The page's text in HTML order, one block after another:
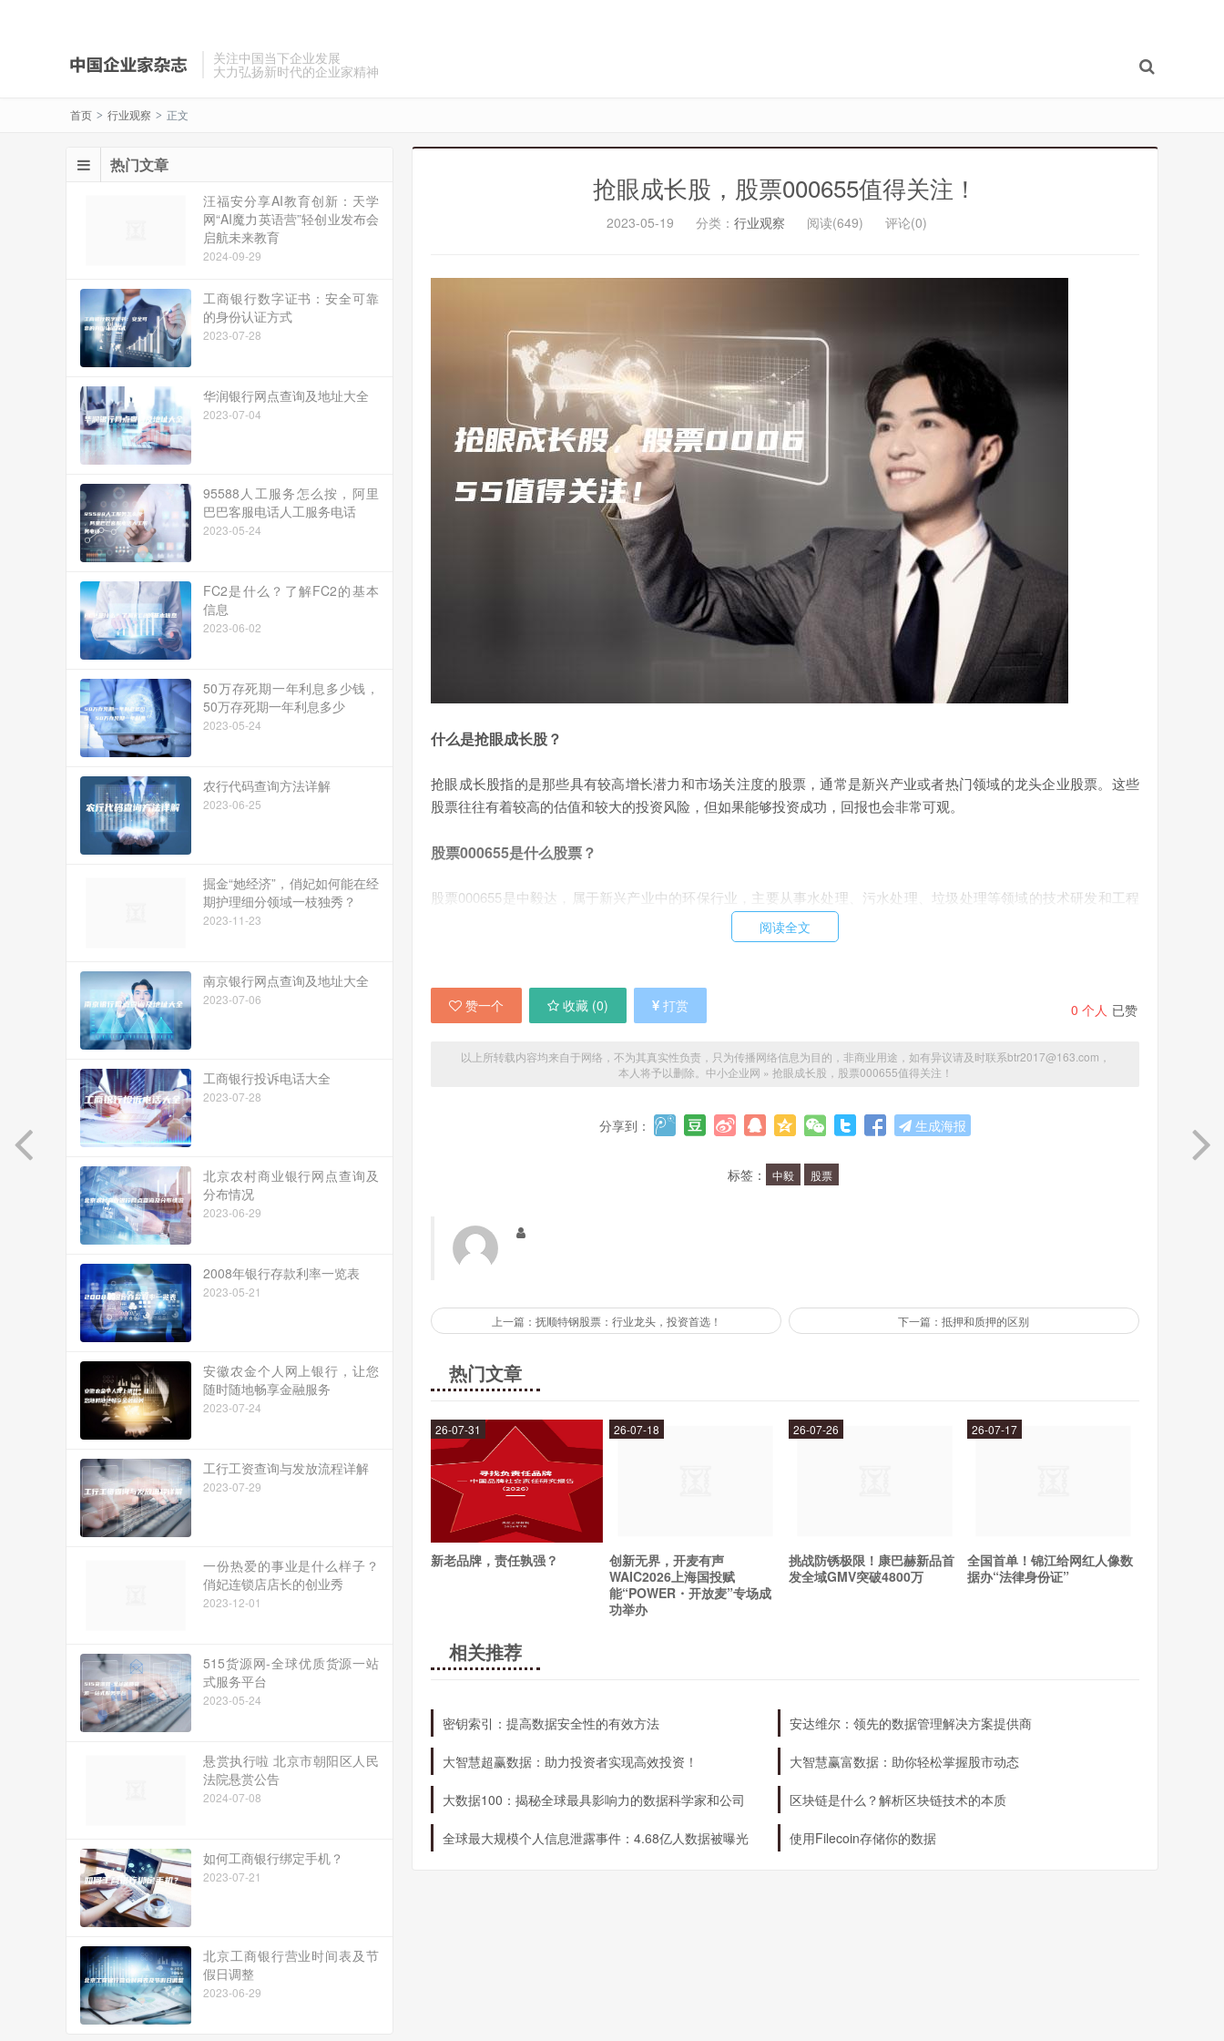
关注中国当下企业发展
大力弘扬新时代的企业家精神
首页 > 行业观察 > 正文
抢眼成长股，股票000655值得关注！
2023-05-19 分类： 行业观察 阅读(649) 评论(0)
什么是抢眼成长股？
抢眼成长股指的是那些具有较高增长潜力和市场关注度的股票，通常是新兴产业或者热门领域的龙头企业股票。这些
股票往往有着较高的估值和较大的投资风险，但如果能够投资成功，回报也会非常可观。
股票000655是什么股票？
股票000655是中毅达，属于新兴产业中的环保行业，主要从事水处理、污水处理、垃圾处理等领域的技术研发和工程
设计、施工等服务。公司业绩稳步增长，市场地位不断提升。
首先，中毅达所在行业具有很大的发展潜力，随着环保意识的提高和政府加大环保投入力度，相关企业的市场需求将
其次，中毅达自身的业绩表现也十分亮眼，公司在水处理和污水处理领域均有出色的表现，市场占有率不断提升。同
首先，股票000655属于成长股，具有一定的投资风险，需要谨慎对待。其次，投资者需要密切关注环保政策和行业动
总结
注环保政策和行业动态，分散投资避免风险。如果能够投资成功，回报也将非常可观。
阅读全文
0 个人 已赞
赞一个 收藏 (0) 打赏
以上所转载内容均来自于网络，不为其真实性负责，只为传播网络信息为目的，非商业用途，如有异议请及时联系btr2017@163.com，
本人将予以删除。 中小企业网 » 抢眼成长股，股票000655值得关注！
分享到： 生成海报
标签： 中毅 股票
上一篇：抚顺特钢股票：行业龙头，投资首选！ 下一篇：抵押和质押的区别
热门文章
新老品牌，责任孰强？
26-07-31
创新无界，开麦有声
WAIC2026上海国投赋
能“POWER・开放麦”专场成
功举办
26-07-18
挑战防锈极限！康巴赫新品首
发全域GMV突破4800万
26-07-26
全国首单！锦江给网红人像数
据办“法律身份证”
26-07-17
相关推荐
密钥索引：提高数据安全性的有效方法 安达维尔：领先的数据管理解决方案提供商
大智慧超赢数据：助力投资者实现高效投资！ 大智慧赢富数据：助你轻松掌握股市动态
大数据100：揭秘全球最具影响力的数据科学家和公司 区块链是什么？解析区块链技术的本质
全球最大规模个人信息泄露事件：4.68亿人数据被曝光 使用Filecoin存储你的数据
热门文章
汪福安分享AI教育创新：天学
网“AI魔力英语营”轻创业发布会
启航未来教育
2024-09-29
工商银行数字证书：安全可靠
的身份认证方式
2023-07-28
华润银行网点查询及地址大全
2023-07-04
95588人工服务怎么按，阿里
巴巴客服电话人工服务电话
2023-05-24
FC2是什么？了解FC2的基本
信息
2023-06-02
50万存死期一年利息多少钱，
50万存死期一年利息多少
2023-05-24
农行代码查询方法详解
2023-06-25
掘金“她经济”，俏妃如何能在经
期护理细分领域一枝独秀？
2023-11-23
南京银行网点查询及地址大全
2023-07-06
工商银行投诉电话大全
2023-07-28
北京农村商业银行网点查询及
分布情况
2023-06-29
2008年银行存款利率一览表
2023-05-21
安徽农金个人网上银行，让您
随时随地畅享金融服务
2023-07-24
工行工资查询与发放流程详解
2023-07-29
一份热爱的事业是什么样子？
俏妃连锁店店长的创业秀
2023-12-01
515货源网-全球优质货源一站
式服务平台
2023-05-24
悬赏执行啦 北京市朝阳区人民
法院悬赏公告
2024-07-08
如何工商银行绑定手机？
2023-07-21
北京工商银行营业时间表及节
假日调整
2023-06-29